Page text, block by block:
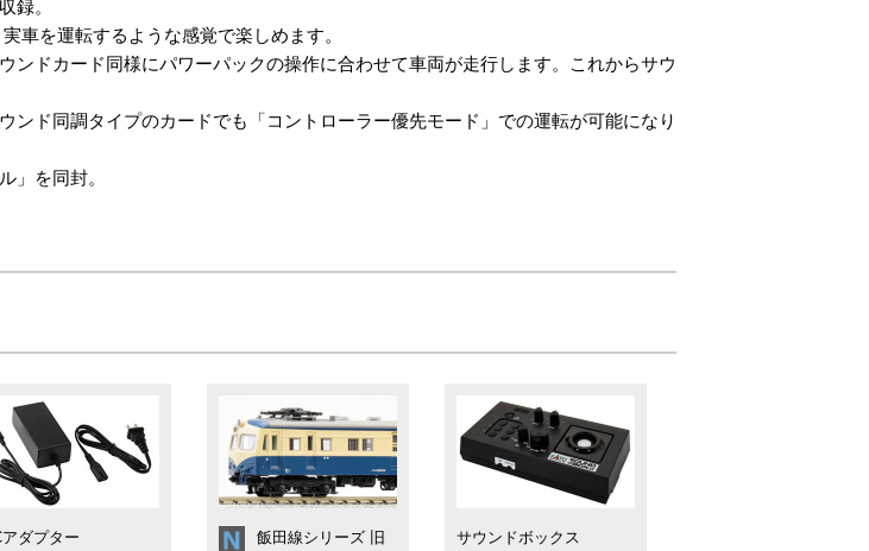
録。
車を運転するような感覚で楽しめます。
ンドカード同様にパワーパックの操作に合わせて車両が走行します。これからサウ
ンド同調タイプのカードでも「コントローラー優先モード」での運転が可能になり
」を同封。
ダプター
飯田線シリーズ 旧
サウンドボックス